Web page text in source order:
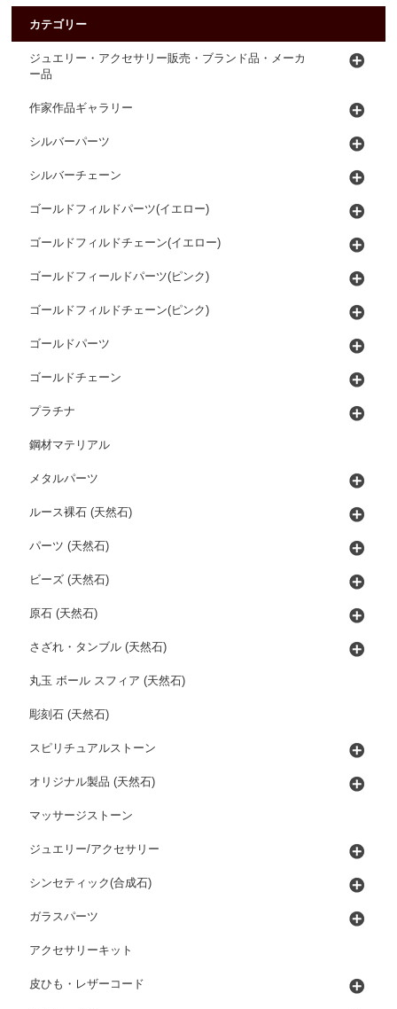
カテゴリー
ジュエリー・アクセサリー販売・ブランド品・メーカ
ー品
作家作品ギャラリー
シルバーパーツ
シルバーチェーン
ゴールドフィルドパーツ(イエロー)
ゴールドフィルドチェーン(イエロー)
ゴールドフィールドパーツ(ピンク)
ゴールドフィルドチェーン(ピンク)
ゴールドパーツ
ゴールドチェーン
プラチナ
鋼材マテリアル
メタルパーツ
ルース裸石 (天然石)
パーツ (天然石)
ビーズ (天然石)
原石 (天然石)
さざれ・タンブル (天然石)
丸玉 ボール スフィア (天然石)
彫刻石 (天然石)
スピリチュアルストーン
オリジナル製品 (天然石)
マッサージストーン
ジュエリー/アクセサリー
シンセティック(合成石)
ガラスパーツ
アクセサリーキット
皮ひも・レザーコード